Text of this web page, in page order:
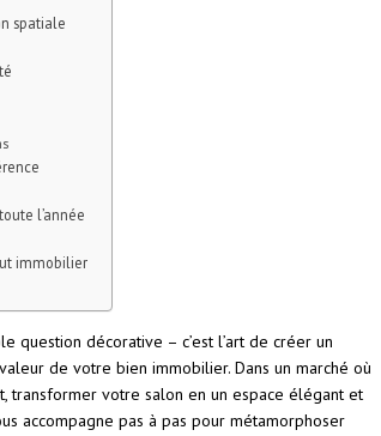
spatiale
l’année
immobilier
question décorative – c’est l’art de créer un
de votre bien immobilier. Dans un marché où
transformer votre salon en un espace élégant et
accompagne pas à pas pour métamorphoser